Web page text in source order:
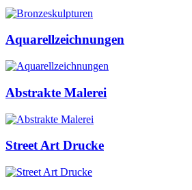
Aquarellzeichnungen
Abstrakte Malerei
Street Art Drucke